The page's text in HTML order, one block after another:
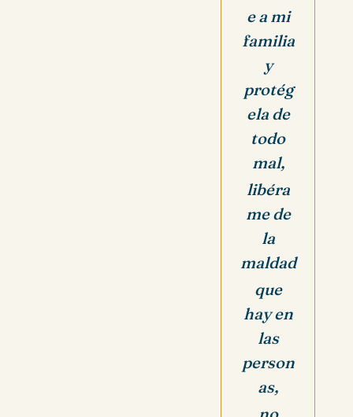
e a mi
familia
y
protég
ela de
todo
mal,
libéra
me de
la
maldad
que
hay en
las
person
as,